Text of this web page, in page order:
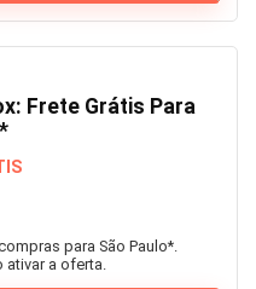
Frete Grátis Para
para São Paulo*.
a oferta.